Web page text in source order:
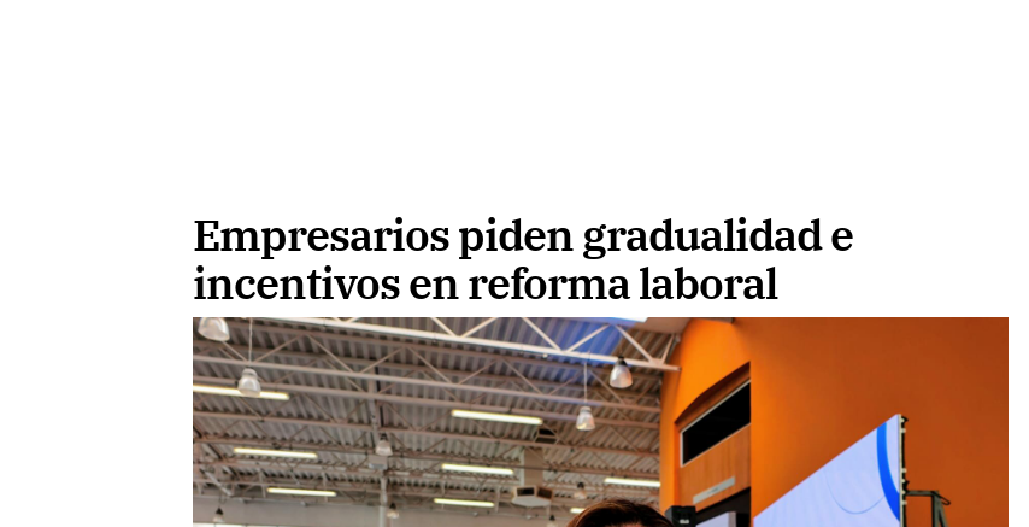
Empresarios piden gradualidad e
incentivos en reforma laboral